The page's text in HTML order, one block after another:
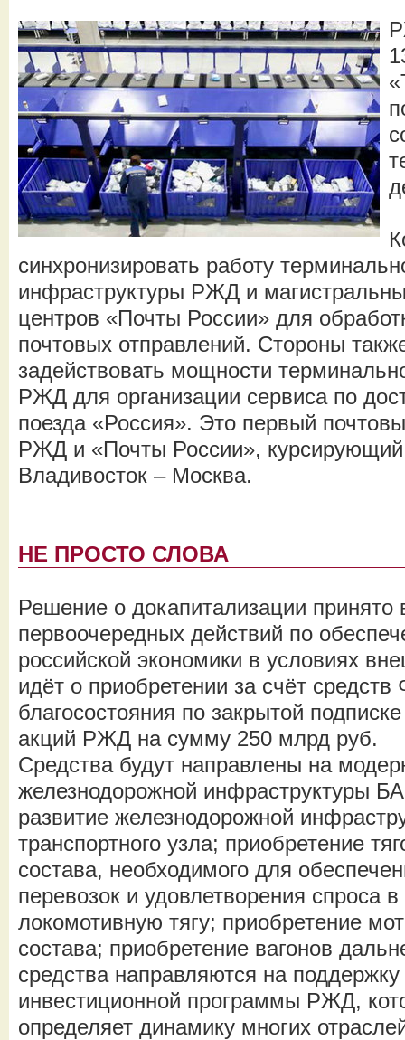
синхронизировать работу
инфраструктуры РЖД и
центров «Почты России» для
почтовых отправлений. Стороны
задействовать мощности
РЖД для организации сервиса по
поезда «Россия». Это первый
РЖД и «Почты России»,
Владивосток – Москва.
НЕ ПРОСТО СЛОВА
Решение о докапитализации принято
первоочередных действий по
российской экономики в условиях
идёт о приобретении за счёт
благосостояния по закрытой
акций РЖД на сумму 250 млрд руб.
Средства будут направлены на
железнодорожной инфраструктуры
развитие железнодорожной
транспортного узла; приобретение
состава, необходимого для
перевозок и удовлетворения спроса
локомотивную тягу; приобретение
состава; приобретение вагонов
средства направляются на
инвестиционной программы РЖД,
определяет динамику многих